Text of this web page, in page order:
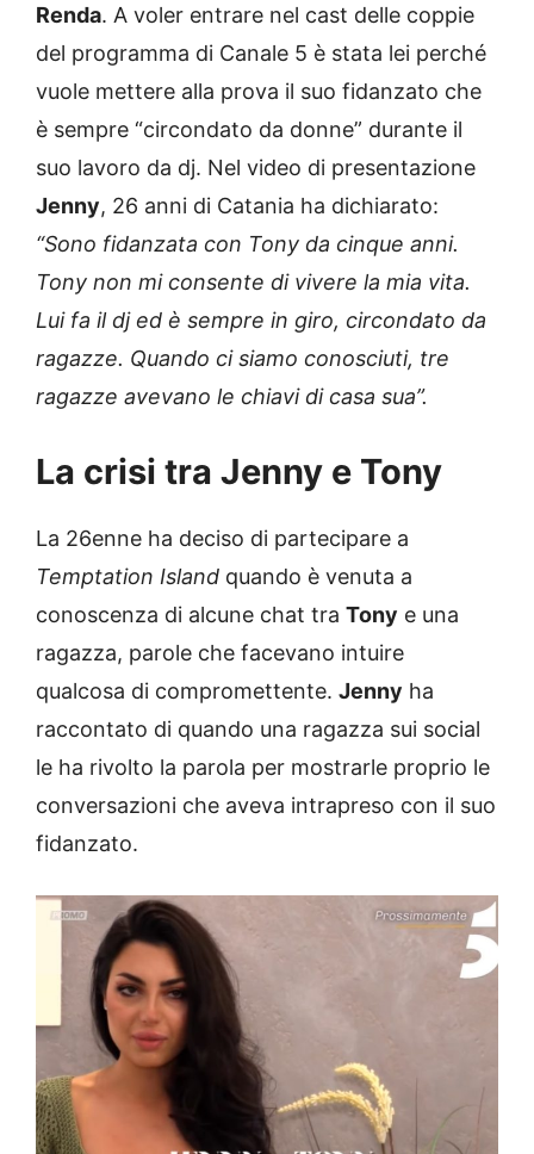
Renda. A voler entrare nel cast delle coppie
del programma di Canale 5 è stata lei perché
vuole mettere alla prova il suo fidanzato che
è sempre “circondato da donne” durante il
suo lavoro da dj. Nel video di presentazione
Jenny, 26 anni di Catania ha dichiarato:
“Sono fidanzata con Tony da cinque anni.
Tony non mi consente di vivere la mia vita.
Lui fa il dj ed è sempre in giro, circondato da
ragazze. Quando ci siamo conosciuti, tre
ragazze avevano le chiavi di casa sua”.
La crisi tra Jenny e Tony
La 26enne ha deciso di partecipare a
Temptation Island quando è venuta a
conoscenza di alcune chat tra Tony e una
ragazza, parole che facevano intuire
qualcosa di compromettente. Jenny ha
raccontato di quando una ragazza sui social
le ha rivolto la parola per mostrarle proprio le
conversazioni che aveva intrapreso con il suo
fidanzato.